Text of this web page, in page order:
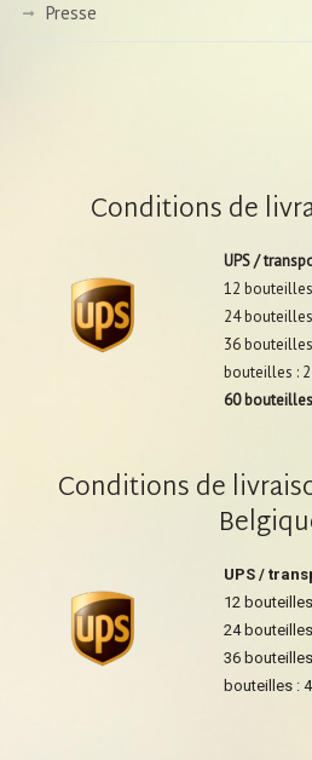
Presse
Conditions de
UPS /
12
24
36
60 bouteilles
Conditions de
UPS /
12
24
36